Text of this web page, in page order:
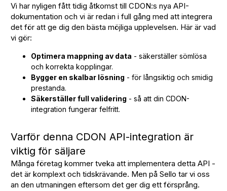
Vi har nyligen fått tidig åtkomst till CDON:s nya API-
dokumentation och vi är redan i full gång med att integrera
det för att ge dig den bästa möjliga upplevelsen. Här är vad
vi gör:
Optimera mappning av data - säkerställer sömlösa
och korrekta kopplingar.
Bygger en skalbar lösning - för långsiktig och smidig
prestanda.
Säkerställer full validering - så att din CDON-
integration fungerar felfritt.
Varför denna CDON API-integration är
viktig för säljare
Många företag kommer tveka att implementera detta API -
det är komplext och tidskrävande. Men på Sello tar vi oss
an den utmaningen eftersom det ger dig ett försprång.